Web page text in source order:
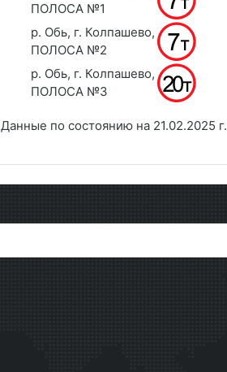
ПОЛОСА №1
р. Обь, г. Колпашево,
ПОЛОСА №2
р. Обь, г. Колпашево,
ПОЛОСА №3
Данные по состоянию на 21.02.2025 г.